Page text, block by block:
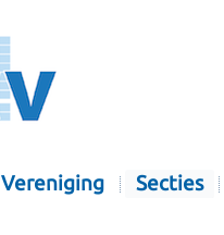
Vereniging Secties